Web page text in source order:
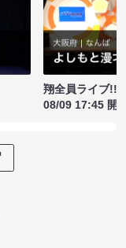
翔全員ライブ!!!
08/09 17:45 開